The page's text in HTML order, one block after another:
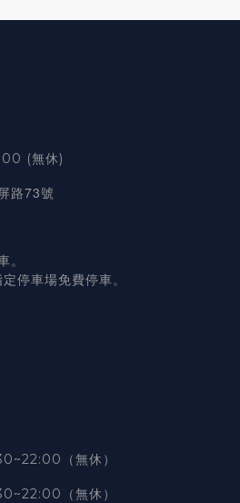
(無休)
路73號
。
停車場免費停車。
（無休）
（無休）